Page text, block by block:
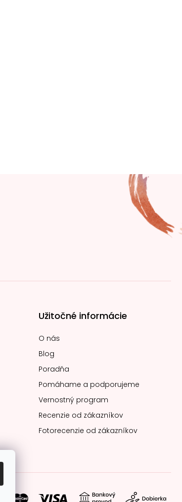
Užitočné informácie
O nás
Blog
Poradňa
Pomáhame a podporujeme
Vernostný program
Recenzie od zákazníkov
Fotorecenzie od zákazníkov